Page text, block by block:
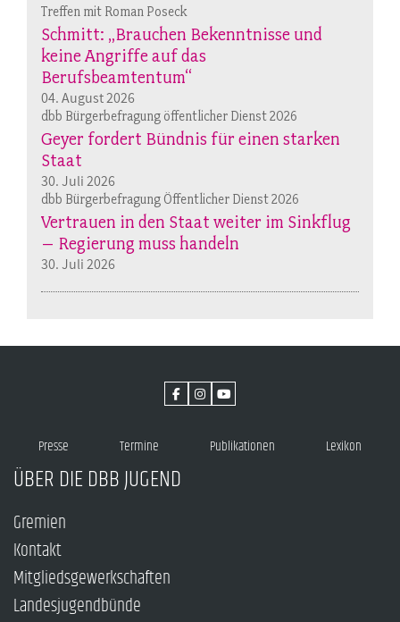
Treffen mit Roman Poseck
Schmitt: „Brauchen Bekenntnisse und
keine Angriffe auf das
Berufsbeamtentum“
04. August 2026
dbb Bürgerbefragung öffentlicher Dienst 2026
Geyer fordert Bündnis für einen starken
Staat
30. Juli 2026
dbb Bürgerbefragung Öffentlicher Dienst 2026
Vertrauen in den Staat weiter im Sinkflug
– Regierung muss handeln
30. Juli 2026
Presse Termine Publikationen Lexikon
ÜBER DIE DBB JUGEND
Gremien
Kontakt
Mitgliedsgewerkschaften
Landesjugendbünde